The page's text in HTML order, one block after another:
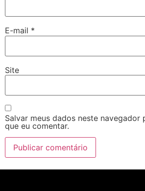
E-mail *
Site
Salvar meus dados neste navegador
que eu comentar.